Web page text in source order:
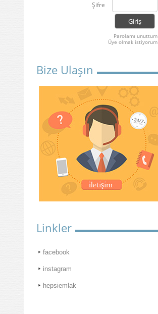
Şifre
Parolamı unuttum
Üye olmak istiyorum
Bize Ulaşın
Linkler
facebook
instagram
hepsiemlak